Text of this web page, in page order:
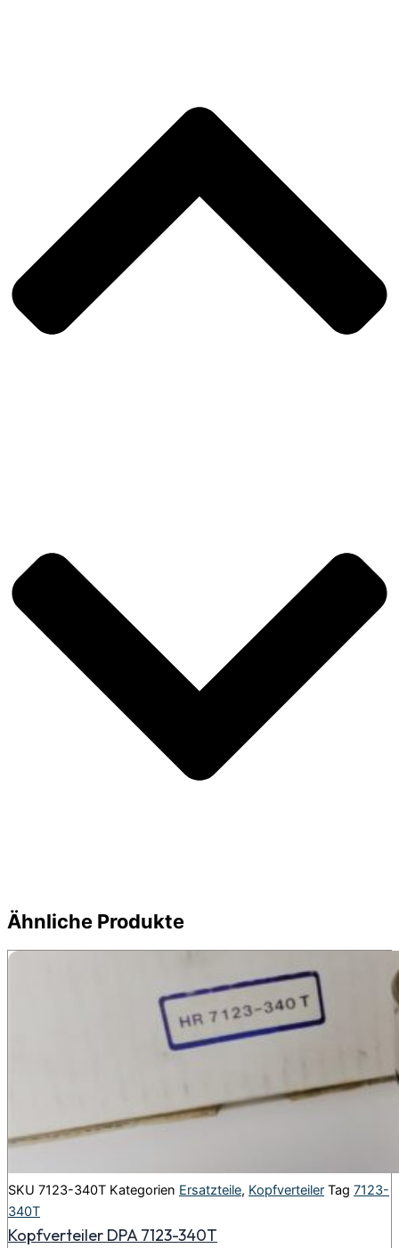
Ähnliche Produkte
SKU 7123-340T Kategorien Ersatzteile, Kopfverteiler Tag 7123-
340T
Kopfverteiler DPA 7123-340T